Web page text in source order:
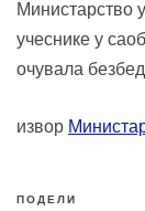
Министарство
учеснике у
очувала
извор
ПОДЕЛИ